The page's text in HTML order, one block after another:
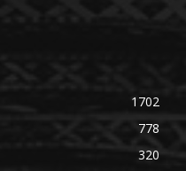
1702
778
320